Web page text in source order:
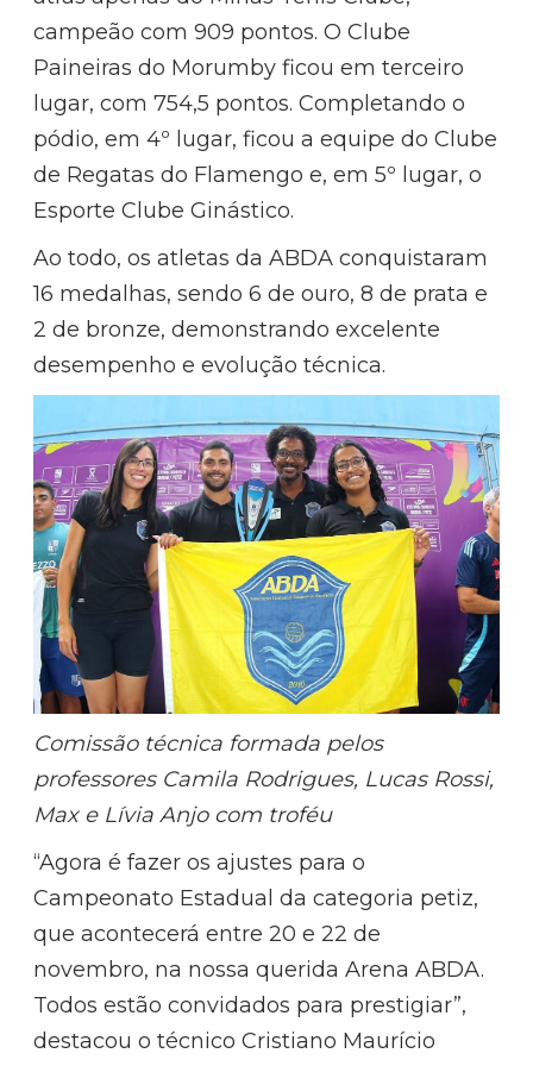
campeão com 909 pontos. O Clube
Paineiras do Morumby ficou em terceiro
lugar, com 754,5 pontos. Completando o
pódio, em 4º lugar, ficou a equipe do Clube
de Regatas do Flamengo e, em 5º lugar, o
Esporte Clube Ginástico.
Ao todo, os atletas da ABDA conquistaram
16 medalhas, sendo 6 de ouro, 8 de prata e
2 de bronze, demonstrando excelente
desempenho e evolução técnica.
Comissão técnica formada pelos
professores Camila Rodrigues, Lucas Rossi,
Max e Lívia Anjo com troféu
“Agora é fazer os ajustes para o
Campeonato Estadual da categoria petiz,
que acontecerá entre 20 e 22 de
novembro, na nossa querida Arena ABDA.
Todos estão convidados para prestigiar”,
destacou o técnico Cristiano Maurício